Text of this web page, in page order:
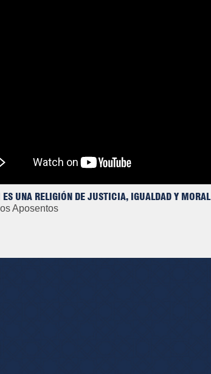
ES UNA RELIGIÓN DE JUSTICIA, IGUALDAD Y MORAL
Aposentos